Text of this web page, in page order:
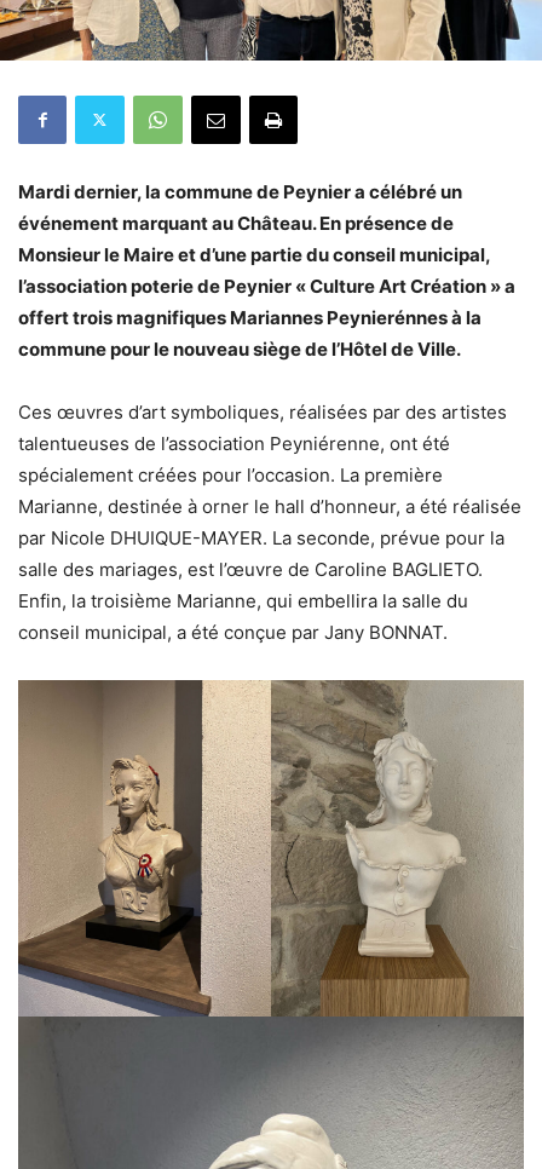
Mardi dernier, la commune de Peynier a célébré un
événement marquant au Château. En présence de
Monsieur le Maire et d’une partie du conseil municipal,
l’association poterie de Peynier « Culture Art Création » a
offert trois magnifiques Mariannes Peynierénnes à la
commune pour le nouveau siège de l’Hôtel de Ville.
Ces œuvres d’art symboliques, réalisées par des artistes
talentueuses de l’association Peyniérenne, ont été
spécialement créées pour l’occasion. La première
Marianne, destinée à orner le hall d’honneur, a été réalisée
par Nicole DHUIQUE-MAYER. La seconde, prévue pour la
salle des mariages, est l’œuvre de Caroline BAGLIETO.
Enfin, la troisième Marianne, qui embellira la salle du
conseil municipal, a été conçue par Jany BONNAT.